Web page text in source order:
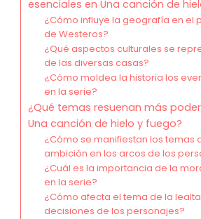
esenciales en Una canción de
¿Cómo influye la geografía en el
de Westeros?
¿Qué aspectos culturales se
de las diversas casas?
¿Cómo moldea la historia los
en la serie?
¿Qué temas resuenan más
Una canción de hielo y fuego?
¿Cómo se manifiestan los temas
ambición en los arcos de los
¿Cuál es la importancia de la
en la serie?
¿Cómo afecta el tema de la
decisiones de los personajes?